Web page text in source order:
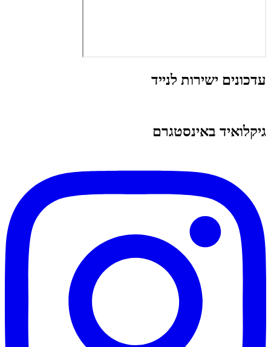
עדכונים ישירות לנייד
גיקלואיד באינסטגרם